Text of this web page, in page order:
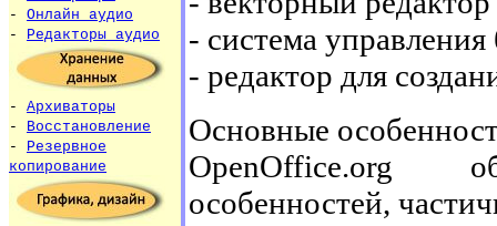
- Онлайн аудио
- Редакторы аудио
- Архиваторы
- Восстановление
- Резервное
копирование
- система
- редактор для
Основные
OpenOffice.org
особенностей,